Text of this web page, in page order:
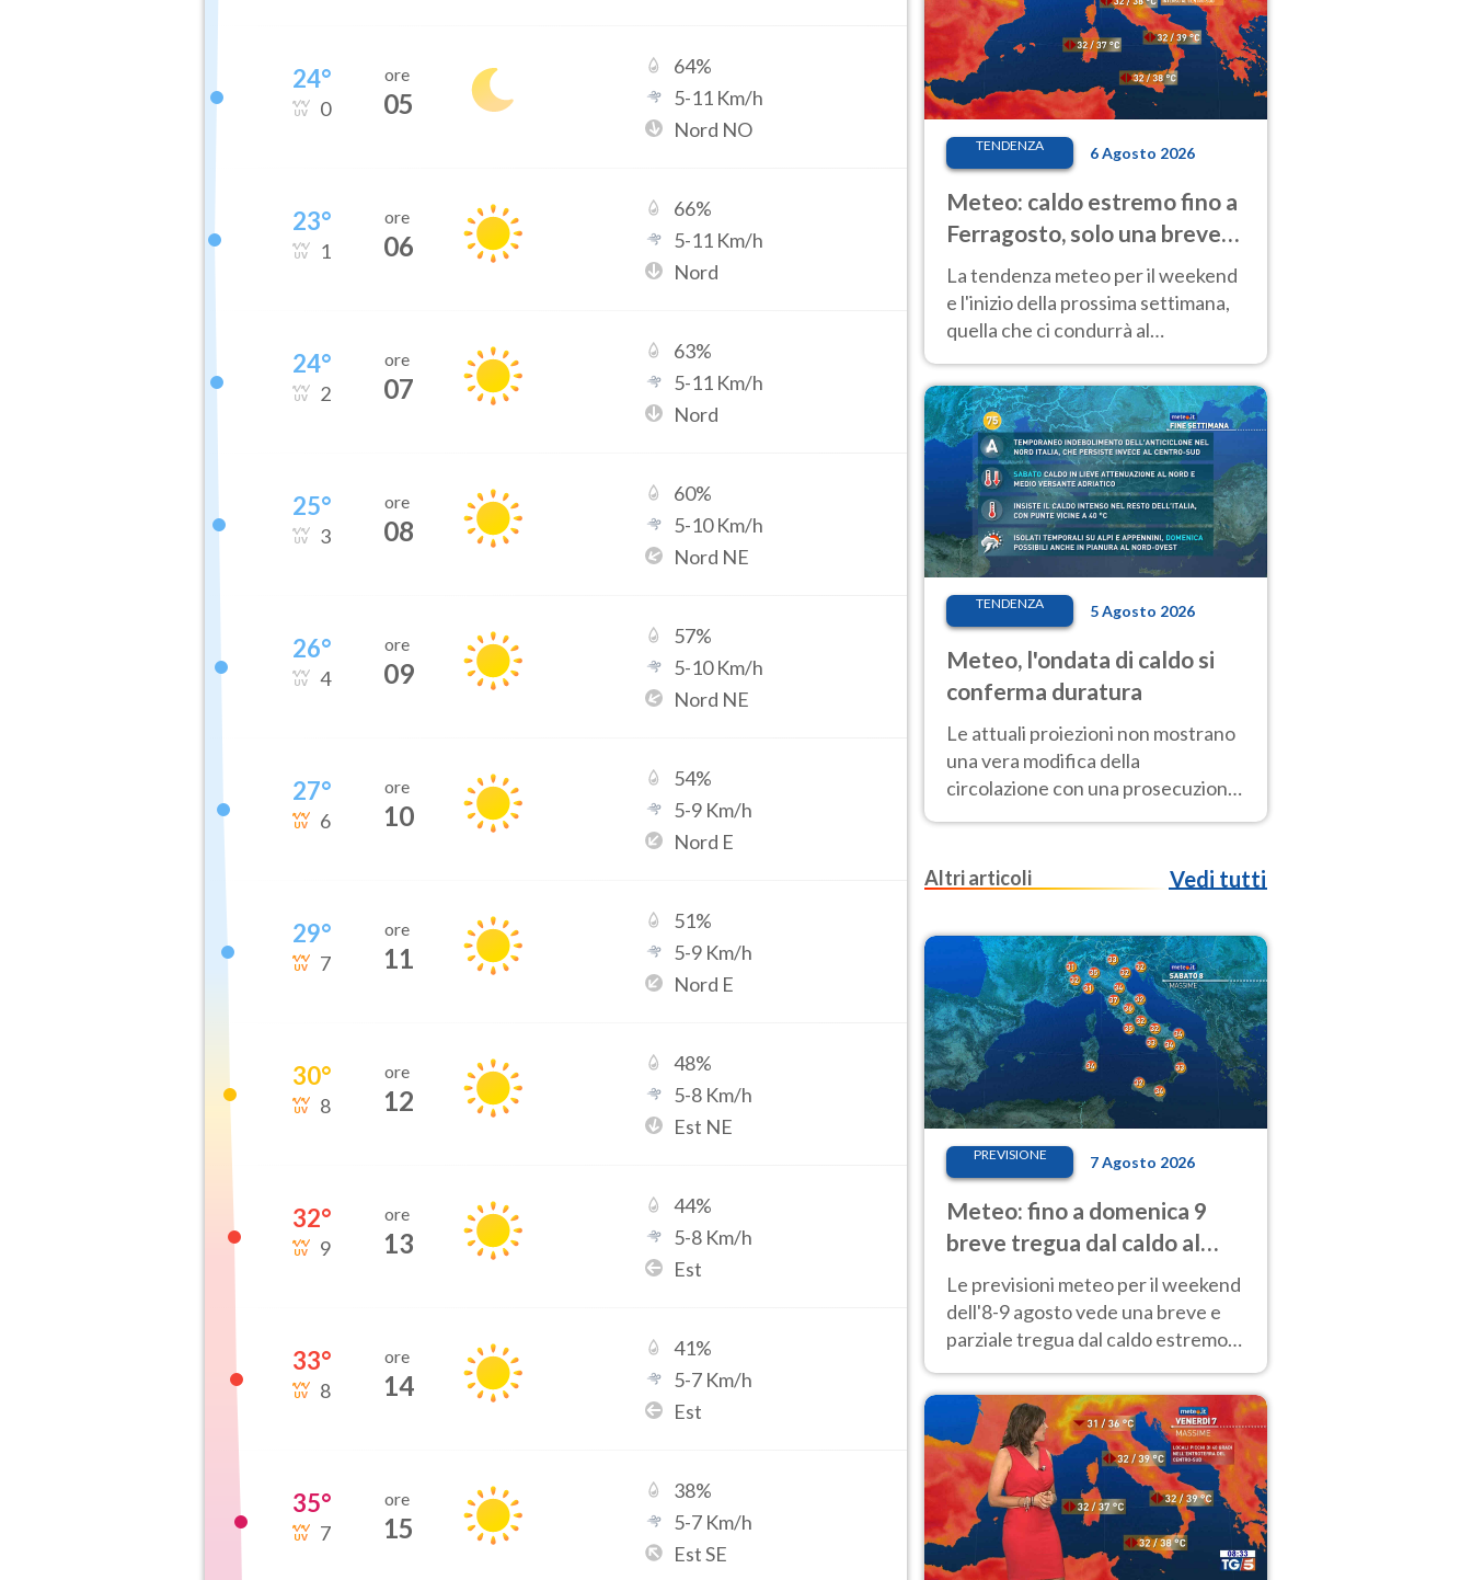
24°
0
ore
05
64%
5-11 Km/h
Nord NO
23°
1
ore
06
66%
5-11 Km/h
Nord
24°
2
ore
07
63%
5-11 Km/h
Nord
25°
3
ore
08
60%
5-10Km/h
Nord NE
26°
4
ore
09
57%
5-10Km/h
Nord NE
27°
6
ore
10
54%
5-9 Km/h
Nord E
29°
7
ore
11
51%
5-9 Km/h
Nord E
30°
8
ore
12
48%
5-8 Km/h
Est NE
32°
9
ore
13
44%
5-8 Km/h
Est
33°
8
ore
14
41%
5-7 Km/h
Est
35°
7
ore
15
38%
5-7 Km/h
Est SE
TENDENZA 6 Agosto 2026
Meteo: caldo estremo fino a
Ferragosto, solo una breve
pausa. Ecco dove
La tendenza meteo per il weekend
e l'inizio della prossima settimana,
quella che ci condurrà al
temperature molto elevate
TENDENZA 5 Agosto 2026
Meteo, l'ondata di caldo si
conferma duratura
Le attuali proiezioni non mostrano
una vera modifica della
circolazione con una prosecuzione
del caldo fuori scala per molti
Ferragosto
Altri articoli Vedi tutti
PREVISIONE 7 Agosto 2026
Meteo: fino a domenica 9
breve tregua dal caldo al
Nord! Altrove calura e afa
Le previsioni meteo per il weekend
dell'8-9 agosto vede una breve e
parziale tregua dal caldo estremo
40 gradi.